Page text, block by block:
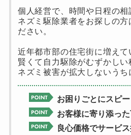
個人経営で、時間や日程の相
ネズミ駆除業者をお探しの方
ださい。
近年都市部の住宅街に増えて
賢くて自力駆除がむずかしい
ネズミ被害が拡大しないうち
お困りごとにスピ
お客様に寄り添っ
良心価格でサービ